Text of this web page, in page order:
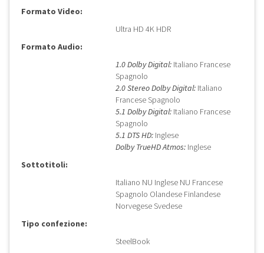
Formato Video:
Ultra HD 4K HDR
Formato Audio:
1.0 Dolby Digital: Italiano Francese
Spagnolo
2.0 Stereo Dolby Digital: Italiano
Francese Spagnolo
5.1 Dolby Digital: Italiano Francese
Spagnolo
5.1 DTS HD: Inglese
Dolby TrueHD Atmos: Inglese
Sottotitoli:
Italiano NU Inglese NU Francese
Spagnolo Olandese Finlandese
Norvegese Svedese
Tipo confezione:
SteelBook